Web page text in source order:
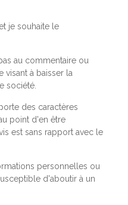
je souhaite le
au commentaire ou
visant à baisser la
société.
des caractères
point d'en être
est sans rapport avec le
personnelles ou
d'aboutir à un